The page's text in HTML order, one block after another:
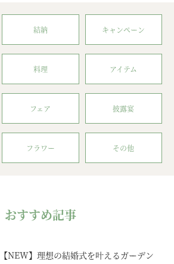
結納 キャンペーン
料理 アイテム
フェア 披露宴
フラワー その他
おすすめ記事
【NEW】理想の結婚式を叶えるガーデン